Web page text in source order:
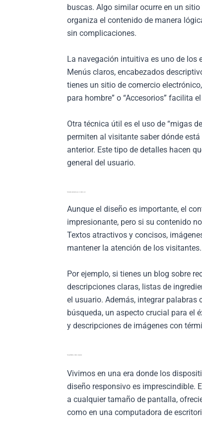
buscas. Algo similar ocurre en un
organiza el contenido de manera
sin complicaciones.
La navegación intuitiva es uno de los
Menús claros, encabezados
tienes un sitio de comercio
para hombre” o “Accesorios” facilita
Otra técnica útil es el uso de “migas
permiten al visitante saber dónde
anterior. Este tipo de detalles hacen
general del usuario.
Aunque el diseño es importante, el
impresionante, pero si su contenido
Textos atractivos y concisos,
mantener la atención de los visitantes.
Por ejemplo, si tienes un blog sobre
descripciones claras, listas de
el usuario. Además, integrar
búsqueda, un aspecto crucial para el
y descripciones de imágenes con
Vivimos en una era donde los
diseño responsivo es imprescindible.
a cualquier tamaño de pantalla,
como en una computadora de